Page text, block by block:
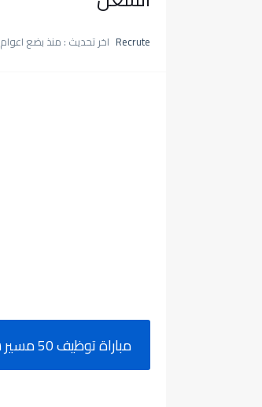
Recrute اخر تحديث : منذ بضع اعوام
مباراة توظيف 50 مسير شؤون المتدربين بمكتب التكوين المهني وإنعاش الشغل